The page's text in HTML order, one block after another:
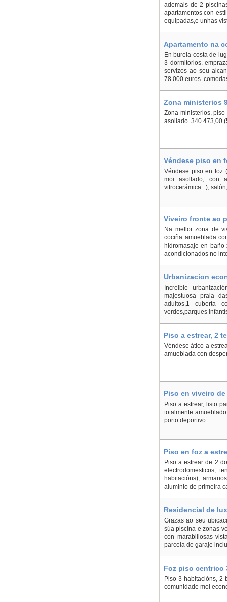
ademais de 2
apartamentos con
equipadas,e unhas
Apartamento na
En burela costa de
3 dormitorios.
servizos ao seu
78.000 euros.
Zona ministerios
Zona ministerios,
asollado. 340.473,00
Véndese piso en
Véndese piso en foz
moi asollado, con
vitrocerámica...),
Viveiro fronte ao
Na mellor zona de
cociña amueblada
hidromasaje en
acondicionados no
Urbanizacion
Increible
majestuosa praia
adultos,1 cuberta
verdes,parques
Piso a estrear, 2
Véndese ático a
amueblada con
Piso en viveiro
Piso a estrear, listo
totalmente
porto deportivo.
Piso en foz a
Piso a estrear de 2
electrodomesticos,
habitacións),
aluminio de primeira
Residencial de
Grazas ao seu
súa piscina e zonas
con marabillosas
parcela de garaje
Foz piso centrico
Piso 3 habitacións, 2
comunidade moi